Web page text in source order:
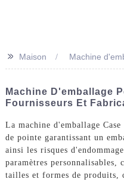
+86
>> Maison Machine
Machine D'emballage
Fournisseurs Et
La machine d'emballage
de pointe garantissant un
ainsi les risques
paramètres personnalisables,
tailles et formes de produits,